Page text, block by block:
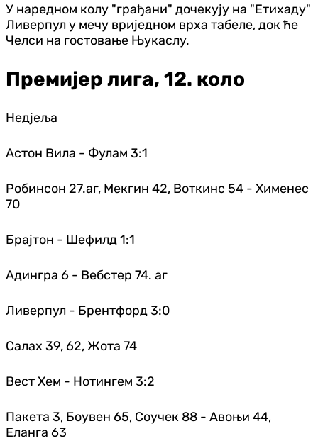
У наредном колу "грађани" дочекују на "Етихаду"
Ливерпул у мечу вриједном врха табеле, док ће
Челси на гостовање Њукаслу.
Премијер лига, 12. коло
Недјеља
Астон Вила - Фулам 3:1
Робинсон 27.аг, Мекгин 42, Воткинс 54 - Хименес
70
Брајтон - Шефилд 1:1
Адингра 6 - Вебстер 74. аг
Ливерпул - Брентфорд 3:0
Салах 39, 62, Жота 74
Вест Хем - Нотингем 3:2
Пакета 3, Боувен 65, Соучек 88 - Авоњи 44,
Еланга 63